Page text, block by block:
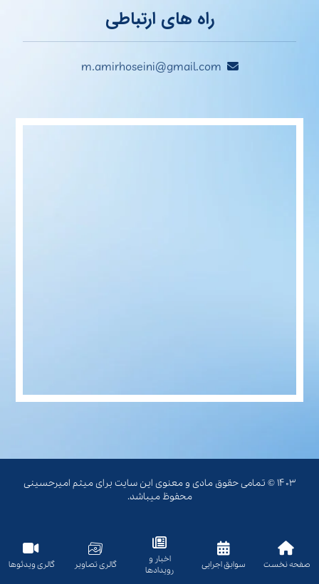
راه های ارتباطی
m.amirhoseini@gmail.com
۱۴۰۳ © تمامی حقوق مادی و معنوی این سایت برای میثم امیرحسینی
محفوظ میباشد.
صفحه نخست سوابق اجرایی
اخبار و
رویدادها
گالری تصاویر گالری ویدئوها